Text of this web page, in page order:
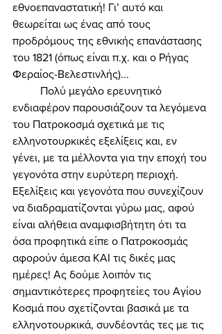
εθνοεπαναστατική! Γι’ αυτό και
θεωρείται ως ένας από τους
προδρόμους της εθνικής επανάστασης
του 1821 (όπως είναι π.χ. και ο Ρήγας
Φεραίος-Βελεστινλής)...
ενδιαφέρον παρουσιάζουν τα λεγόμενα
του Πατροκοσμά σχετικά με τις
ελληνοτουρκικές εξελίξεις και, εν
γένει, με τα μέλλοντα για την εποχή του
γεγονότα στην ευρύτερη περιοχή.
Εξελίξεις και γεγονότα που συνεχίζουν
να διαδραματίζονται γύρω μας, αφού
είναι αλήθεια αναμφισβήτητη ότι τα
όσα προφητικά είπε ο Πατροκοσμάς
αφορούν άμεσα ΚΑΙ τις δικές μας
ημέρες! Ας δούμε λοιπόν τις
σημαντικότερες προφητείες του Αγίου
Κοσμά που σχετίζονται βασικά με τα
ελληνοτουρκικά, συνδέοντάς τες με τις